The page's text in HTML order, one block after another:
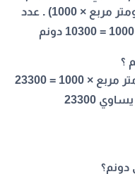
بإستخدام المعادلة (عدد الكيلومتر مربع × 1000) . عدد
عدد الدونم يساوي 23.3 كيلومتر مربع × 1000 = 23300
دونم؟